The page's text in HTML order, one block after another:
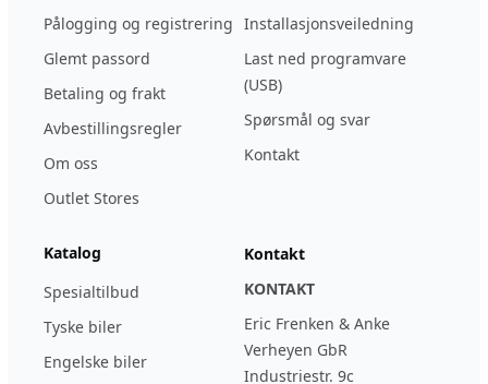
Pålogging og registrering
Glemt passord
Betaling og frakt
Avbestillingsregler
Om oss
Outlet Stores
Installasjonsveiledning
Last ned programvare
(USB)
Spørsmål og svar
Kontakt
Katalog
Spesialtilbud
Tyske biler
Engelske biler
Kontakt
KONTAKT
Eric Frenken & Anke
Verheyen GbR
Industriestr. 9c